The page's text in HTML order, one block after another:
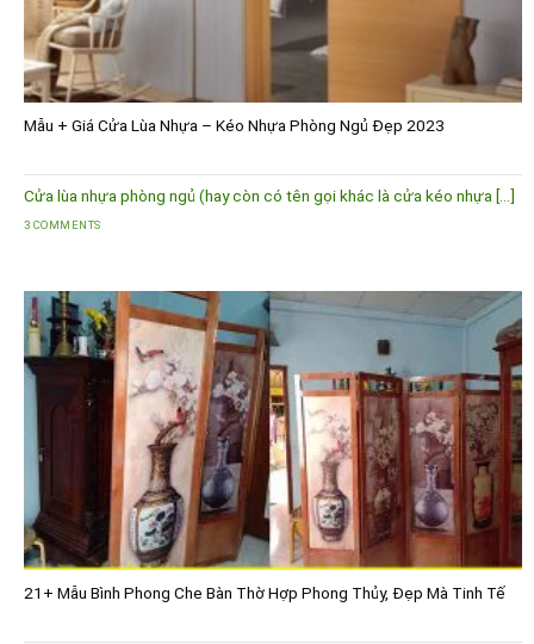
Mẫu + Giá Cửa Lùa Nhựa – Kéo Nhựa Phòng Ngủ Đẹp 2023
Cửa lùa nhựa phòng ngủ (hay còn có tên gọi khác là cửa kéo nhựa [...]
3 COMMENTS
21+ Mẫu Bình Phong Che Bàn Thờ Hợp Phong Thủy, Đẹp Mà Tinh Tế